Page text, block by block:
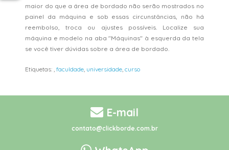
maior do que a área de bordado não serão mostrados no
painel da máquina e sob essas circunstâncias, não há
reembolso, troca ou ajustes possíveis. Localize sua
máquina e modelo na aba "Máquinas" à esquerda da tela
se você tiver dúvidas sobre a área de bordado.
Etiquetas:,faculdade, universidade,curso
E-mail
contato@clickborde.com.br